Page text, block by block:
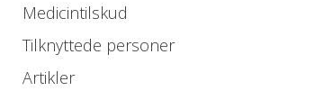
Medicintilskud
Tilknyttede personer
Artikler